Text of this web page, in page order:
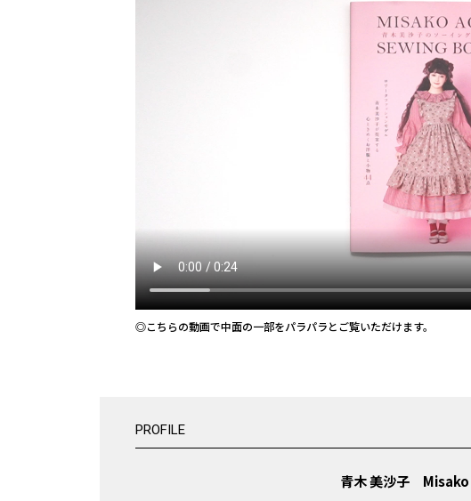
◎こちらの動画で中面の一部をパラパラとご覧いただけます。
PROFILE
青木 美沙子